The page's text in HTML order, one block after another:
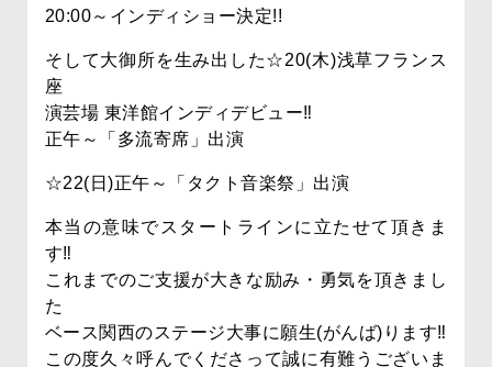
20:00～インディショー決定!!
そして大御所を生み出した☆20(木)浅草フランス
座
演芸場 東洋館インディデビュー‼
正午～「多流寄席」出演
☆22(日)正午～「タクト音楽祭」出演
本当の意味でスタートラインに立たせて頂きま
す‼
これまでのご支援が大きな励み・勇気を頂きまし
た
ベース関西のステージ大事に願生(がんば)ります‼
この度久々呼んでくださって誠に有難うございま